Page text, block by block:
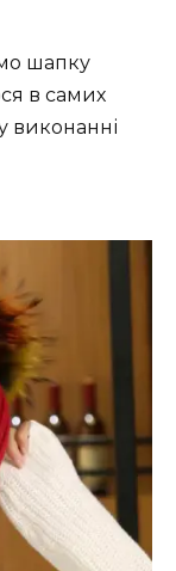
шапку
в самих
виконанні